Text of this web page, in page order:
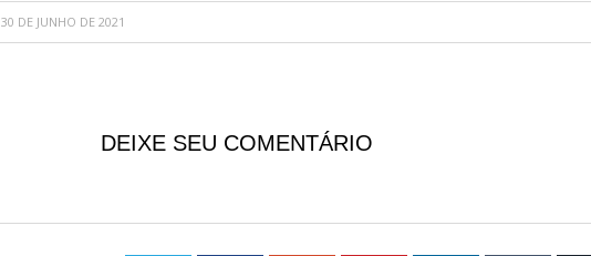
30 DE JUNHO DE 2021
DEIXE SEU COMENTÁRIO